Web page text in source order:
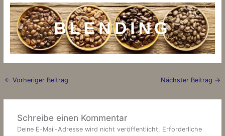
← Vorheriger Beitrag Nächster Beitrag →
Schreibe einen Kommentar
Deine E-Mail-Adresse wird nicht veröffentlicht. Erforderliche